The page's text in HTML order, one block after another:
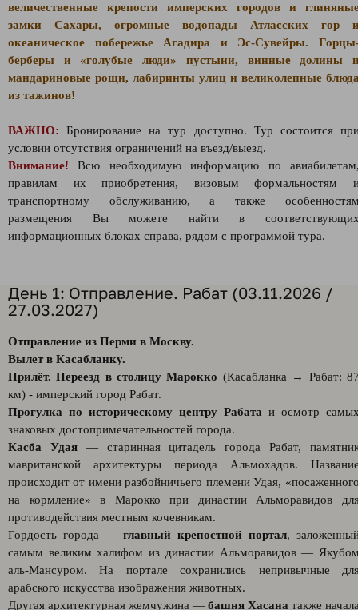
величественные крепости имперских городов и
замки Сахары, огромные водопады Атласских гор
океаническое побережье Агадира и Эс-Сувейры.
берберы и «голубые люди» пустыни, винные долины
мандариновые рощи, лабиринты улиц и великолепные
из тажинов!
ВАЖНО: Бронирование на тур доступно. Тур состоится
условии отсутствия ограничений на въезд/выезд.
Внимание! Всю необходимую информацию по
правилам их приобретения, визовым формальностям
транспортному обслуживанию, а также
размещения Вы можете найти в
информационных блоках справа, рядом с программой тура.
День 1: Отправление. Рабат (03.11.2026 /
27.03.2027)
Отправление из Перми в Москву.
Вылет в Каcабланку.
Прилёт. Переезд в столицу Марокко (Касабланка → Рабат:
км) - имперский город Рабат.
Прогулка по историческому центру Рабата и осмотр
знаковых достопримечательностей города.
Касба Удая— старинная цитадель города Рабат,
мавританской архитектуры периода Альмохадов.
происходит от имени разбойничьего племени Удая,
на кормление» в Марокко при династии Альморавидов
противодействия местным кочевникам.
Гордость города —главный крепостной портал,
самым великим халифом из династии Альморавидов —
аль-Мансуром. На портале сохранились непривычные
арабского искусства изображения животных.
Другая архитектурная жемчужина — башня Хасана также